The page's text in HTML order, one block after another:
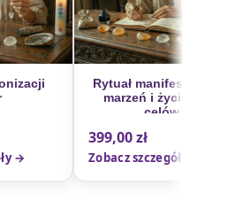
→
Rytuał manifestowania
marzeń i życiowych
celów
399,00zł
Zobacz szczegóły →